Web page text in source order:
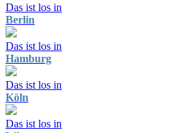
Das ist los in
Berlin
Das ist los in
Hamburg
Das ist los in
Köln
Das ist los in